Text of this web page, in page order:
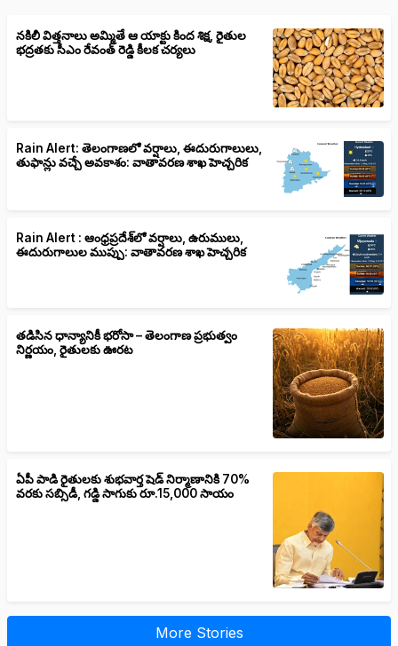
నకిలీ విత్తనాలు అమ్మితే ఆ యాక్టు కింద శిక్ష, రైతుల
భద్రతకు సీఎం రేవంత్ రెడ్డి కీలక చర్యలు
Rain Alert: తెలంగాణలో వర్షాలు, ఈదురుగాలులు,
తుఫాన్లు వచ్చే అవకాశం: వాతావరణ శాఖ హెచ్చరిక
Rain Alert : ఆంధ్రప్రదేశ్‌లో వర్షాలు, ఉరుములు,
ఈదురుగాలుల ముప్పు: వాతావరణ శాఖ హెచ్చరిక
తడిసిన ధాన్యానికీ భరోసా – తెలంగాణ ప్రభుత్వం
నిర్ణయం, రైతులకు ఊరట
ఏపీ పాడి రైతులకు శుభవార్త షెడ్ నిర్మాణానికి 70%
వరకు సబ్సిడీ, గడ్డి సాగుకు రూ.15,000 సాయం
More Stories